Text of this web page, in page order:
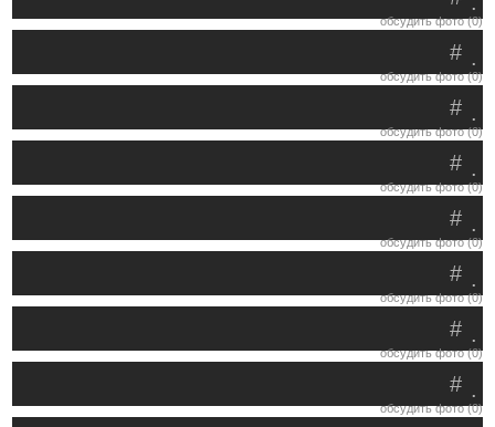
обсудить фото (0)
.
#
обсудить фото (0)
.
#
обсудить фото (0)
.
#
обсудить фото (0)
.
#
обсудить фото (0)
.
#
обсудить фото (0)
.
#
обсудить фото (0)
.
#
обсудить фото (0)